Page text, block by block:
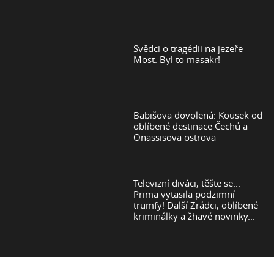
Svědci o tragédii na jezeře
Most: Byl to masakr!
Babišova dovolená: Kousek od
oblíbené destinace Čechů a
Onassisova ostrova
Televizní diváci, těšte se...
Prima vytasila podzimní
trumfy! Další Zrádci, oblíbené
kriminálky a žhavé novinky...